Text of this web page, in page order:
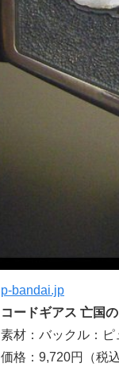
p-bandai.jp
コードギアス 亡国
素材：バックル：
価格：9,720円（税